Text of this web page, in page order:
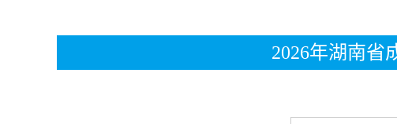
2026年湖南省